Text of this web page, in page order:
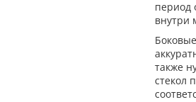
период
внутри
также
стекол